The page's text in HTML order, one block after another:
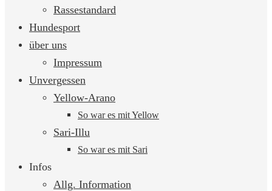
Rassestandard
Hundesport
über uns
Impressum
Unvergessen
Yellow-Arano
So war es mit Yellow
Sari-Illu
So war es mit Sari
Infos
Allg. Information